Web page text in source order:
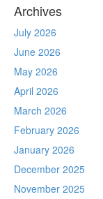
Archives
July 2026
June 2026
May 2026
April 2026
March 2026
February 2026
January 2026
December 2025
November 2025